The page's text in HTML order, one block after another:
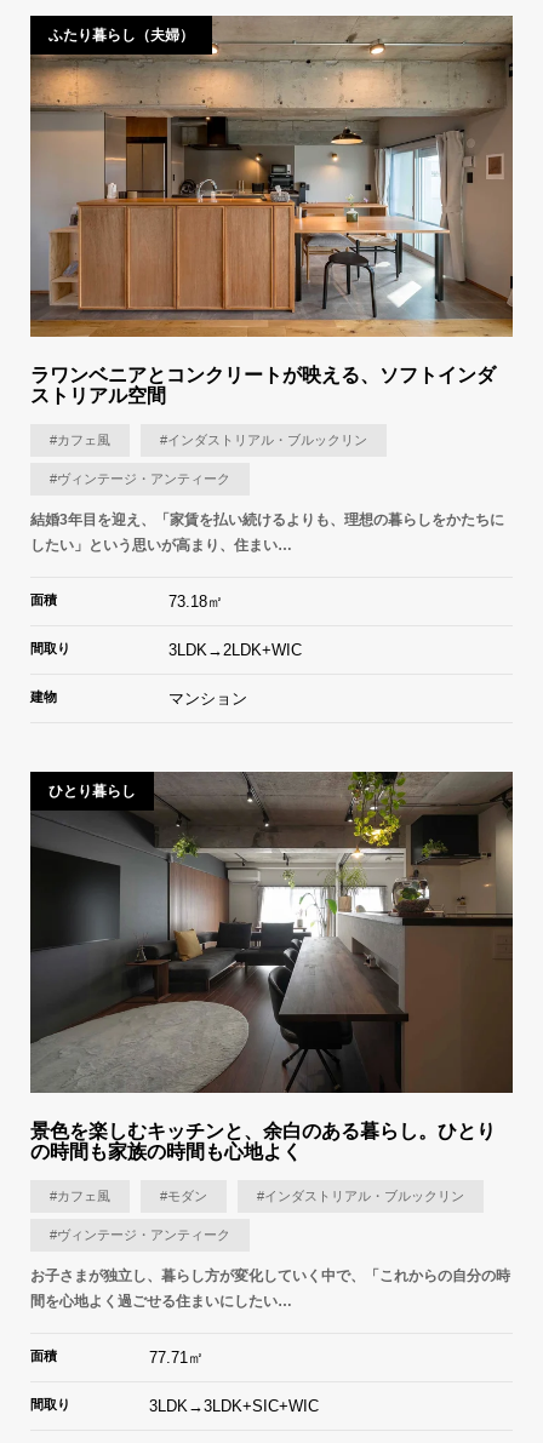
ふたり暮らし（夫婦）
ラワンベニアとコンクリートが映える、ソフトインダ
ストリアル空間
#カフェ風 #インダストリアル・ブルックリン
#ヴィンテージ・アンティーク
結婚3年目を迎え、「家賃を払い続けるよりも、理想の暮らしをかたちに
したい」という思いが高まり、住まい…
面積 73.18㎡
間取り 3LDK→2LDK+WIC
建物 マンション
ひとり暮らし
景色を楽しむキッチンと、余白のある暮らし。ひとり
の時間も家族の時間も心地よく
#カフェ風 #モダン #インダストリアル・ブルックリン
#ヴィンテージ・アンティーク
お子さまが独立し、暮らし方が変化していく中で、「これからの自分の時
間を心地よく過ごせる住まいにしたい…
面積 77.71㎡
間取り 3LDK→3LDK+SIC+WIC